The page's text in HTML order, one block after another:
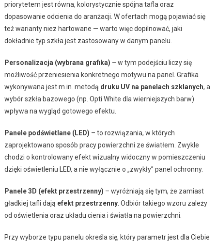
priorytetem jest równa, kolorystycznie spójna tafla oraz
dopasowanie odcienia do aranżacji. W ofertach mogą pojawiać się
też warianty niez hartowane — warto więc dopilnować, jaki
dokładnie typ szkła jest zastosowany w danym panelu.
Personalizacja (wybrana grafika) – w tym podejściu liczy się
możliwość przeniesienia konkretnego motywu na panel. Grafika
wykonywana jest m.in. metodą druku UV na panelach szklanych, a
wybór szkła bazowego (np. Opti White dla wierniejszych barw)
wpływa na wygląd gotowego efektu.
Panele podświetlane (LED) – to rozwiązania, w których
zaprojektowano sposób pracy powierzchni ze światłem. Zwykle
chodzi o kontrolowany efekt wizualny widoczny w pomieszczeniu
dzięki oświetleniu LED, a nie wyłącznie o „zwykły” panel ochronny.
Panele 3D (efekt przestrzenny) – wyróżniają się tym, że zamiast
gładkiej tafli dają efekt przestrzenny. Odbiór takiego wzoru zależy
od oświetlenia oraz układu cienia i światła na powierzchni.
Przy wyborze typu panelu określa się, który parametr jest dla Ciebie